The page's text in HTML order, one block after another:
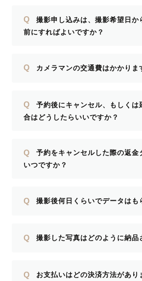
Q
撮影申し込みは、撮影希望日か
前にすればよいですか？
Q カメラマンの交通費はかかりま
Q
予約後にキャンセル、もしくは
合はどうしたらいいですか？
Q
予約をキャンセルした際の返金
いつですか？
Q 撮影後何日くらいでデータはも
Q 撮影した写真はどのように納品
Q お支払いはどの決済方法があり